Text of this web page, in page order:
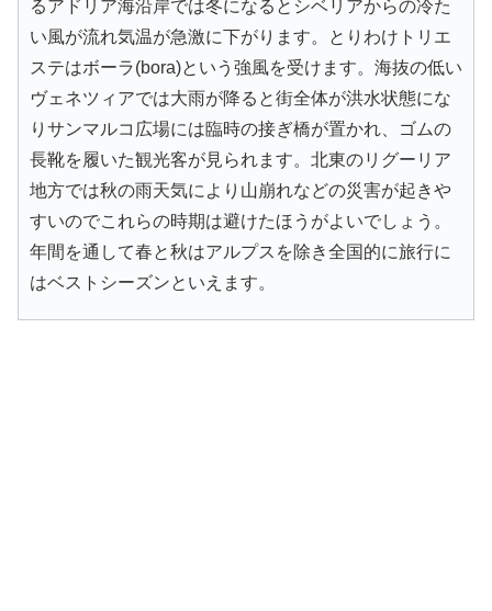
るアドリア海沿岸では冬になるとシベリアからの冷た
い風が流れ気温が急激に下がります。とりわけトリエ
ステはボーラ(bora)という強風を受けます。海抜の低い
ヴェネツィアでは大雨が降ると街全体が洪水状態にな
りサンマルコ広場には臨時の接ぎ橋が置かれ、ゴムの
長靴を履いた観光客が見られます。北東のリグーリア
地方では秋の雨天気により山崩れなどの災害が起きや
すいのでこれらの時期は避けたほうがよいでしょう。
年間を通して春と秋はアルプスを除き全国的に旅行に
はベストシーズンといえます。